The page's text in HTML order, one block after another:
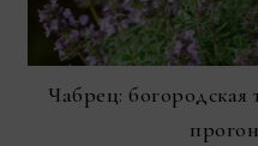
Чабрец: богородская